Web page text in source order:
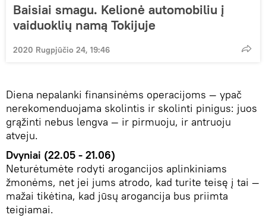
Baisiai smagu. Kelionė automobiliu į
vaiduoklių namą Tokijuje
2020 Rugpjūčio 24, 19:46
Diena nepalanki finansinėms operacijoms — ypač
nerekomenduojama skolintis ir skolinti pinigus: juos
grąžinti nebus lengva — ir pirmuoju, ir antruoju
atveju.
Dvyniai (22.05 - 21.06)
Neturėtumėte rodyti arogancijos aplinkiniams
žmonėms, net jei jums atrodo, kad turite teisę į tai —
mažai tikėtina, kad jūsų arogancija bus priimta
teigiamai.